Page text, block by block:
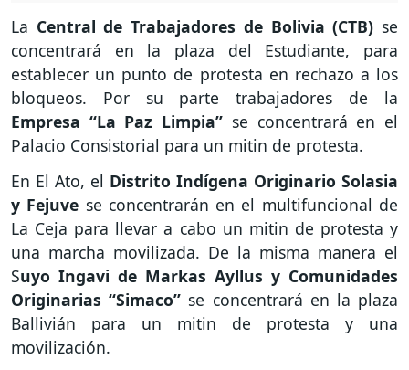
La Central de Trabajadores de Bolivia (CTB) se
concentrará en la plaza del Estudiante, para
establecer un punto de protesta en rechazo a los
bloqueos. Por su parte trabajadores de la
Empresa “La Paz Limpia” se concentrará en el
Palacio Consistorial para un mitin de protesta.
En El Ato, el Distrito Indígena Originario Solasia
y Fejuve se concentrarán en el multifuncional de
La Ceja para llevar a cabo un mitin de protesta y
una marcha movilizada. De la misma manera el
Suyo Ingavi de Markas Ayllus y Comunidades
Originarias “Simaco” se concentrará en la plaza
Ballivián para un mitin de protesta y una
movilización.